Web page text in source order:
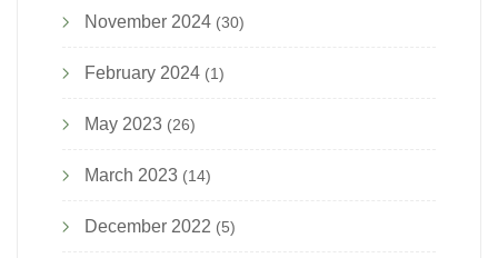
November 2024 (30)
February 2024 (1)
May 2023 (26)
March 2023 (14)
December 2022 (5)